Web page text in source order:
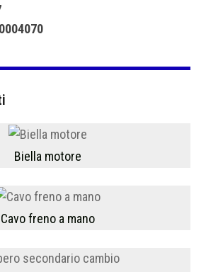
Biella motore
Cavo freno a mano